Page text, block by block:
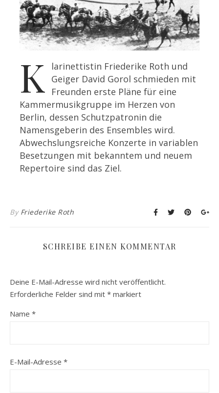
K
larinettistin Friederike Roth und
Geiger David Gorol schmieden mit
Freunden erste Pläne für eine
Kammermusikgruppe im Herzen von
Berlin, dessen Schutzpatronin die
Namensgeberin des Ensembles wird.
Abwechslungsreiche Konzerte in variablen
Besetzungen mit bekanntem und neuem
Repertoire sind das Ziel.
By Friederike Roth
SCHREIBE EINEN KOMMENTAR
Deine E-Mail-Adresse wird nicht veröffentlicht.
Erforderliche Felder sind mit * markiert
Name *
E-Mail-Adresse *